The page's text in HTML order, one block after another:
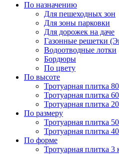
По назначению
Для пешеходных зон
Для зоны парковки
Для дорожек на даче
Газонные решетки
Водоотводные лотки
Бордюры
По цвету
По высоте
Тротуарная плитка
Тротуарная плитка
Тротуарная плитка
По размеру
Тротуарная плитка
Тротуарная плитка
По форме
Тротуарная плитка 3